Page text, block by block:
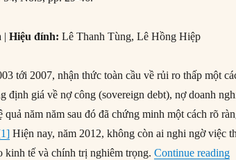
|Hiệu đính: Lê Thanh Tùng, Lê Hồng Hiệp
tới 2007, nhận thức toàn cầu về rủi ro thấp một
định giá về nợ công (sovereign debt), nợ doanh
năm năm sau đó đã chứng minh một cách rõ
Hiện nay, năm 2012, không còn ai nghi ngờ việc
kinh tế và chính trị nghiêm trọng.Continue reading